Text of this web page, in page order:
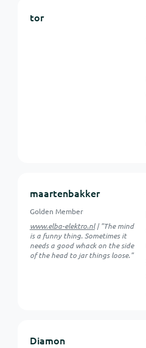
tor
maartenbakker
Golden Member
www.elba-elektro.nl| "The mind
is a funny thing. Sometimes it
needs a good whack on the side
of the head to jar things loose."
Diamon